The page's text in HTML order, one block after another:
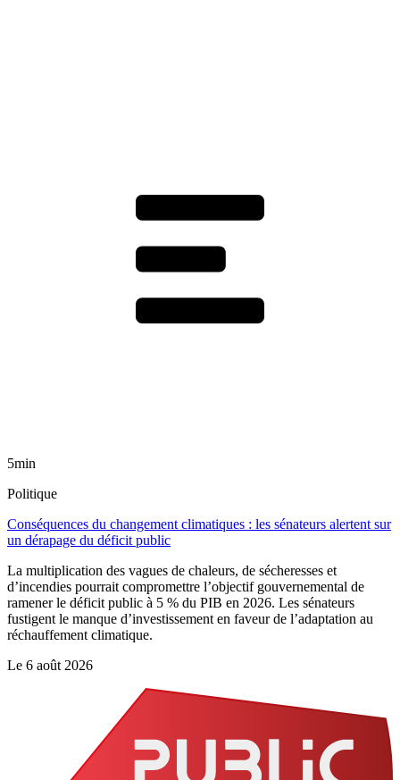
5min
Politique
Conséquences du changement climatiques : les sénateurs alertent sur
un dérapage du déficit public
La multiplication des vagues de chaleurs, de sécheresses et
d’incendies pourrait compromettre l’objectif gouvernemental de
ramener le déficit public à 5 % du PIB en 2026. Les sénateurs
fustigent le manque d’investissement en faveur de l’adaptation au
réchauffement climatique.
Le 6 août 2026